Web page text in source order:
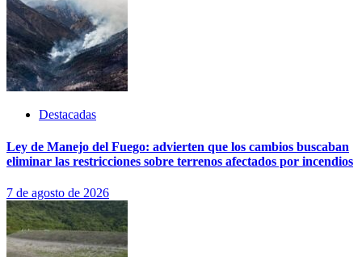
Destacadas
Ley de Manejo del Fuego: advierten que los cambios buscaban
eliminar las restricciones sobre terrenos afectados por incendios
7 de agosto de 2026